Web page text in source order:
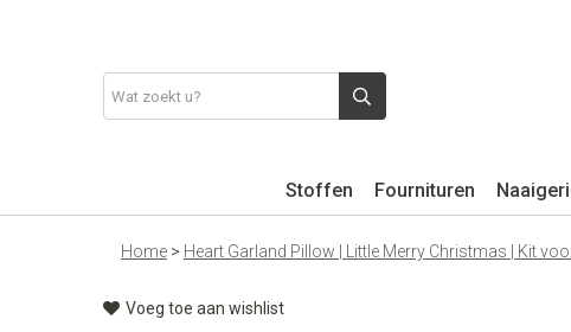
Stoffen Fournituren
Home > Heart Garland Pillow | Little Merry Christmas | Kit
Voeg toe aan wishlist